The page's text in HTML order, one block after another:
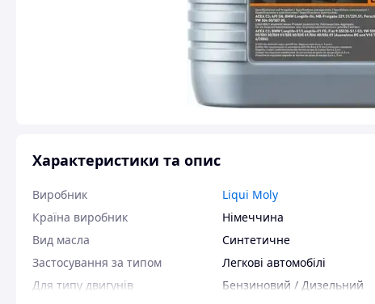
Характеристики та опис
Виробник
Liqui Moly
Країна виробник
Німеччина
Вид масла
Синтетичне
Застосування за типом
Легкові автомобілі
Для типу двигунів
Бензиновий / Дизельний